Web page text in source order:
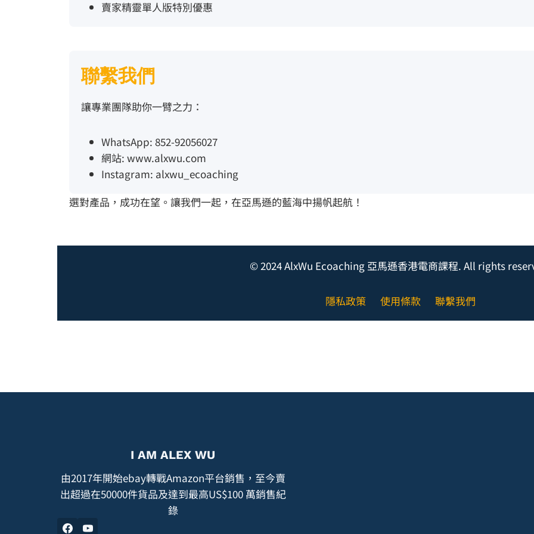
賣家精靈單人版特別優惠
聯繫我們
讓專業團隊助你一臂之力：
WhatsApp: 852-92056027
網站: www.alxwu.com
Instagram: alxwu_ecoaching
選對產品，成功在望。讓我們一起，在亞馬遜的藍海中揚帆起航！
© 2024 AlxWu Ecoaching 亞馬遜香港電商課程. All rights
隱私政策 使用條款 聯繫我們
I AM ALEX WU
由2017年開始ebay轉戰Amazon平台銷售，至今賣
出超過在50000件貨品及達到最高US$100 萬銷售紀
錄